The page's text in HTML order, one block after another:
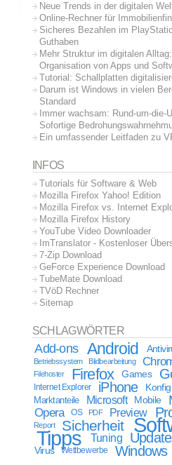
Neue Trends in der digitalen
Online-Rechner für
Sicheres Bezahlen im
Guthaben
Mehr Struktur im digitalen
Organisation von Apps und
Tutorial: Schallplatten
Darum ist Windows in vielen
Standard
Immer wachsam: Rund-um-die-
Sofortige
Ein umfassender Leitfaden zu
INFOS
Tutorials für Software & Web
Mozilla Firefox Yahoo! Edition
Mozilla Firefox vs. Internet
Mozilla Firefox History
YouTube Video Downloader
ImTranslator - Kostenloser
7-Zip Download
GeForce Experience Download
TubeMate Download
TVöD Rechner
Sitemap
SCHLAGWÖRTER
Add-ons Android
Betriebssystem
Bildbearbeitung
Filehoster Firefox Games
Internet Explorer iPhone
Marktanteile Microsoft Mobile
Opera OS PDF Preview
Report Sicherheit
Tipps Tuning
Virus Wettbewerbe Windows